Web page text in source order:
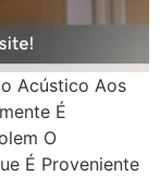
Acústico Aos
É
O
É Proveniente